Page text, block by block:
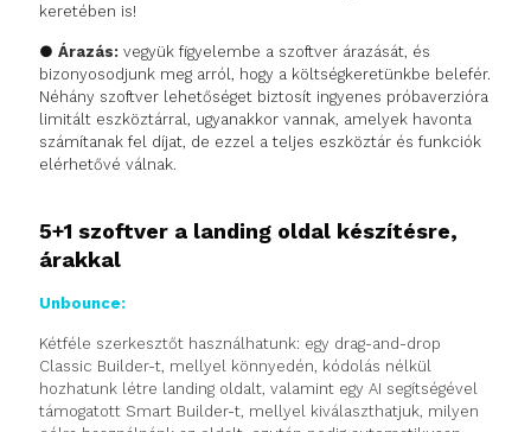
keretében is!
● Árazás: vegyük figyelembe a szoftver árazását, és
bizonyosodjunk meg arról, hogy a költségkeretünkbe belefér.
Néhány szoftver lehetőséget biztosít ingyenes próbaverzióra
limitált eszköztárral, ugyanakkor vannak, amelyek havonta
számítanak fel díjat, de ezzel a teljes eszköztár és funkciók
elérhetővé válnak.
5+1 szoftver a landing oldal készítésre,
árakkal
Unbounce:
Kétféle szerkesztőt használhatunk: egy drag-and-drop
Classic Builder-t, mellyel könnyedén, kódolás nélkül
hozhatunk létre landing oldalt, valamint egy AI segítségével
támogatott Smart Builder-t, mellyel kiválaszthatjuk, milyen